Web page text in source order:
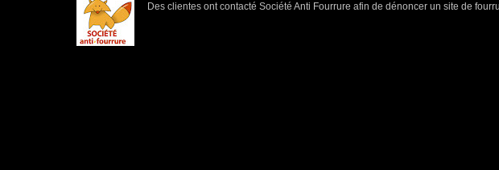
Des clientes ont contacté Société Anti Fourrure afin de dénoncer un site de